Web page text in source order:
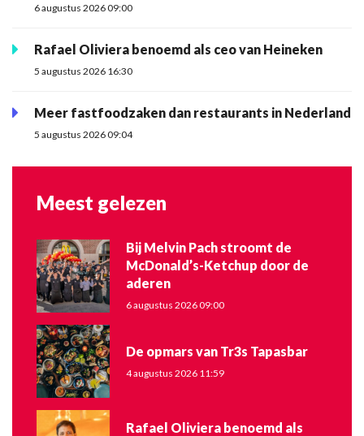
6 augustus 2026 09:00
Rafael Oliviera benoemd als ceo van Heineken
5 augustus 2026 16:30
Meer fastfoodzaken dan restaurants in Nederland
5 augustus 2026 09:04
Meest gelezen
Bij Melvin Pach stroomt de
McDonald’s-Ketchup door de
aderen
6 augustus 2026 09:00
De opmars van Tr3s Tapasbar
4 augustus 2026 11:59
Rafael Oliviera benoemd als